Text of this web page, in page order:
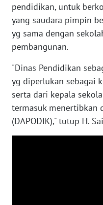
pendidikan, untuk
yang saudara pimpin
yg sama dengan
pembangunan.
"Dinas Pendidikan
yg diperlukan sebagai
serta dari kepala
termasuk menertibkan
(DAPODIK)," tutup H.
WN
SULTRA
WN
WN
SULTENG
WN